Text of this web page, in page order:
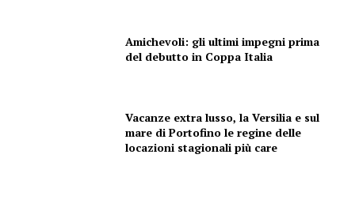
Amichevoli: gli ultimi impegni prima
del debutto in Coppa Italia
Vacanze extra lusso, la Versilia e sul
mare di Portofino le regine delle
locazioni stagionali più care